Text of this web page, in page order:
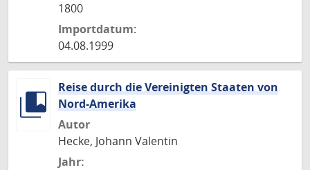
1800
Importdatum:
04.08.1999
Reise durch die Vereinigten Staaten von
Nord-Amerika
Autor
Hecke, Johann Valentin
Jahr: